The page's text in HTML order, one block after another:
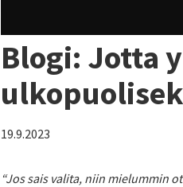
Blogi: Jotta
19.9.2023
“Jos sais valita, niin mielummin